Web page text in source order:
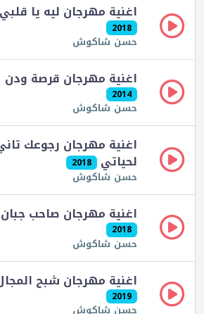
اغنية مهرجان ليه يا قلبي
2018
حسن شاكوش
اغنية مهرجان قرصة ودن
2014
حسن شاكوش
اغنية مهرجان رجوعك
لحياتي 2018
حسن شاكوش
اغنية مهرجان صاحب جبان
2018
حسن شاكوش
اغنية مهرجان شبح
2019
حسن شاكوش